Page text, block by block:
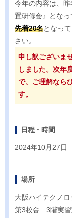
今年の内容は、
置研修会』となっ
先着20名となっ
さい。
申し訳ございま
しました。次年
で、ご理解なら
す。
日程・時間
2024年10月27日
場所
大阪ハイテクノ
第3校舎 3階実習